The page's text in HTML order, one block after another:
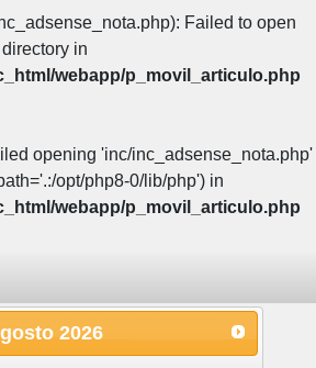
Failed to open
in
webapp/p_movil_articulo.php
opening 'inc/inc_adsense_nota.php'
opt/php8-0/lib/php') in
webapp/p_movil_articulo.php
2026